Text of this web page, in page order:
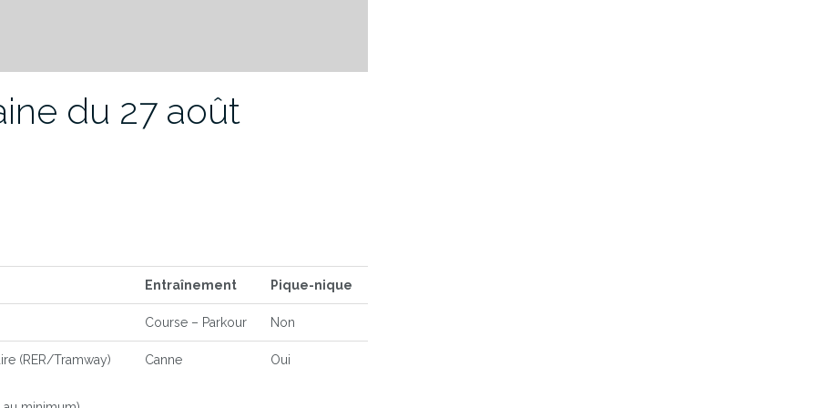
du 27 août
Entraînement Pique-nique
Course – Parkour Non
(RER/Tramway) Canne Oui